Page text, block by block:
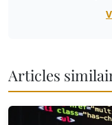
Articles